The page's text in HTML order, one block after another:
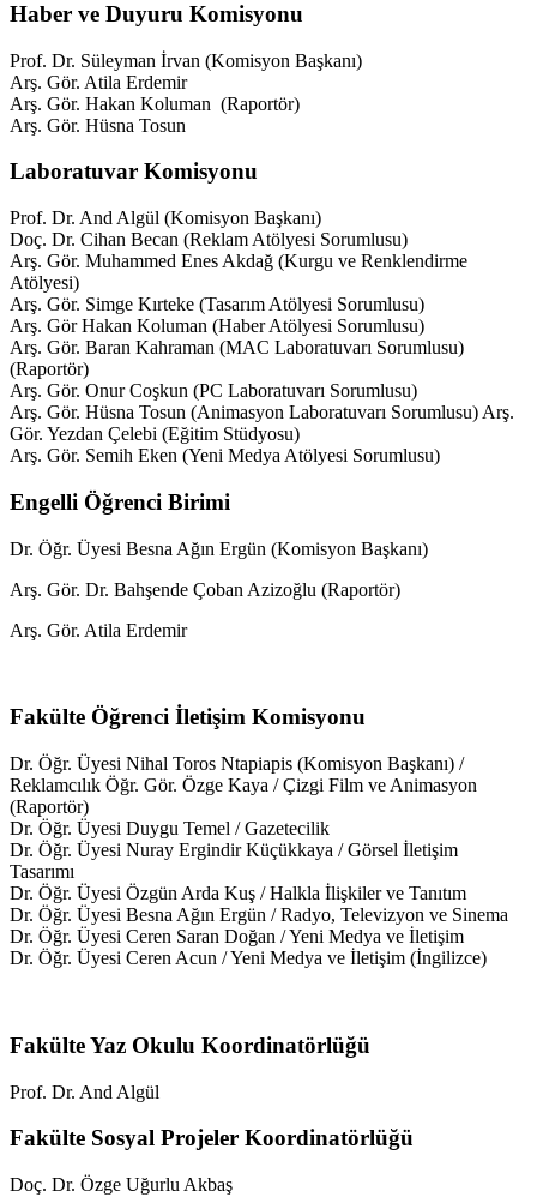
Haber ve Duyuru Komisyonu
Prof. Dr. Süleyman İrvan (Komisyon Başkanı)
Arş. Gör. Atila Erdemir
Arş. Gör. Hakan Koluman (Raportör)
Arş. Gör. Hüsna Tosun
Laboratuvar Komisyonu
Prof. Dr. And Algül (Komisyon Başkanı)
Doç. Dr. Cihan Becan (Reklam Atölyesi Sorumlusu)
Arş. Gör. Muhammed Enes Akdağ (Kurgu ve Renklendirme
Atölyesi)
Arş. Gör. Simge Kırteke (Tasarım Atölyesi Sorumlusu)
Arş. Gör Hakan Koluman (Haber Atölyesi Sorumlusu)
Arş. Gör. Baran Kahraman (MAC Laboratuvarı Sorumlusu)
(Raportör)
Arş. Gör. Onur Coşkun (PC Laboratuvarı Sorumlusu)
Arş. Gör. Hüsna Tosun (Animasyon Laboratuvarı Sorumlusu) Arş.
Gör. Yezdan Çelebi (Eğitim Stüdyosu)
Arş. Gör. Semih Eken (Yeni Medya Atölyesi Sorumlusu)
Engelli Öğrenci Birimi
Dr. Öğr. Üyesi Besna Ağın Ergün (Komisyon Başkanı)
Arş. Gör. Dr. Bahşende Çoban Azizoğlu (Raportör)
Arş. Gör. Atila Erdemir
Fakülte Öğrenci İletişim Komisyonu
Dr. Öğr. Üyesi Nihal Toros Ntapiapis (Komisyon Başkanı) /
Reklamcılık Öğr. Gör. Özge Kaya / Çizgi Film ve Animasyon
(Raportör)
Dr. Öğr. Üyesi Duygu Temel / Gazetecilik
Dr. Öğr. Üyesi Nuray Ergindir Küçükkaya / Görsel İletişim
Tasarımı
Dr. Öğr. Üyesi Özgün Arda Kuş / Halkla İlişkiler ve Tanıtım
Dr. Öğr. Üyesi Besna Ağın Ergün / Radyo, Televizyon ve Sinema
Dr. Öğr. Üyesi Ceren Saran Doğan / Yeni Medya ve İletişim
Dr. Öğr. Üyesi Ceren Acun / Yeni Medya ve İletişim (İngilizce)
Fakülte Yaz Okulu Koordinatörlüğü
Prof. Dr. And Algül
Fakülte Sosyal Projeler Koordinatörlüğü
Doç. Dr. Özge Uğurlu Akbaş